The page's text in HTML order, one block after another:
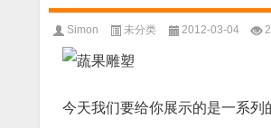
Simon 未分类 2012-03-04
今天我们要给你展示的是一系列